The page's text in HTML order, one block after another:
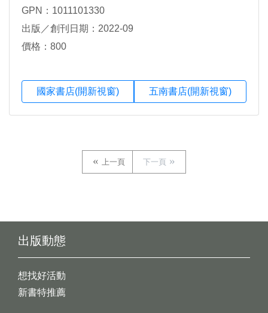
GPN：1011101330
出版／創刊日期：2022-09
價格：800
國家書店(開新視窗) 五南書店(開新視窗)
上一頁 下一頁
出版動態
想找好活動
新書特推薦